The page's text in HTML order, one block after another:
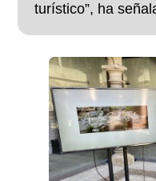
turístico”, ha